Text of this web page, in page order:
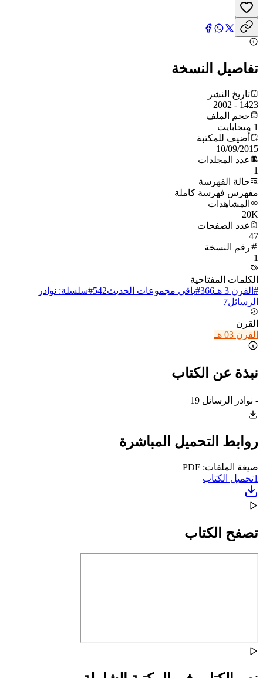
تفاصيل النسخة
تاريخ النشر
1423 - 2002
حجم الملف
1 ميجابايت
أُضيف للمكتبة
10/09/2015
عدد المجلدات
1
حالة الفهرسة
مفهرس فهرسة كاملة
المشاهدات
20K
عدد الصفحات
47
رقم النسخة
1
الكلمات المفتاحية
# القرن 3 هـ 366
#باقي مجموعات الحديث542
#سلسلة: نوادر
الرسائل7
القرن
القرن 03 هـ
نبذة عن الكتاب
- نوادر الرسائل 19
روابط التحميل المباشرة
صيغة الملفات: PDF
1تحميل الكتاب
تصفح الكتاب